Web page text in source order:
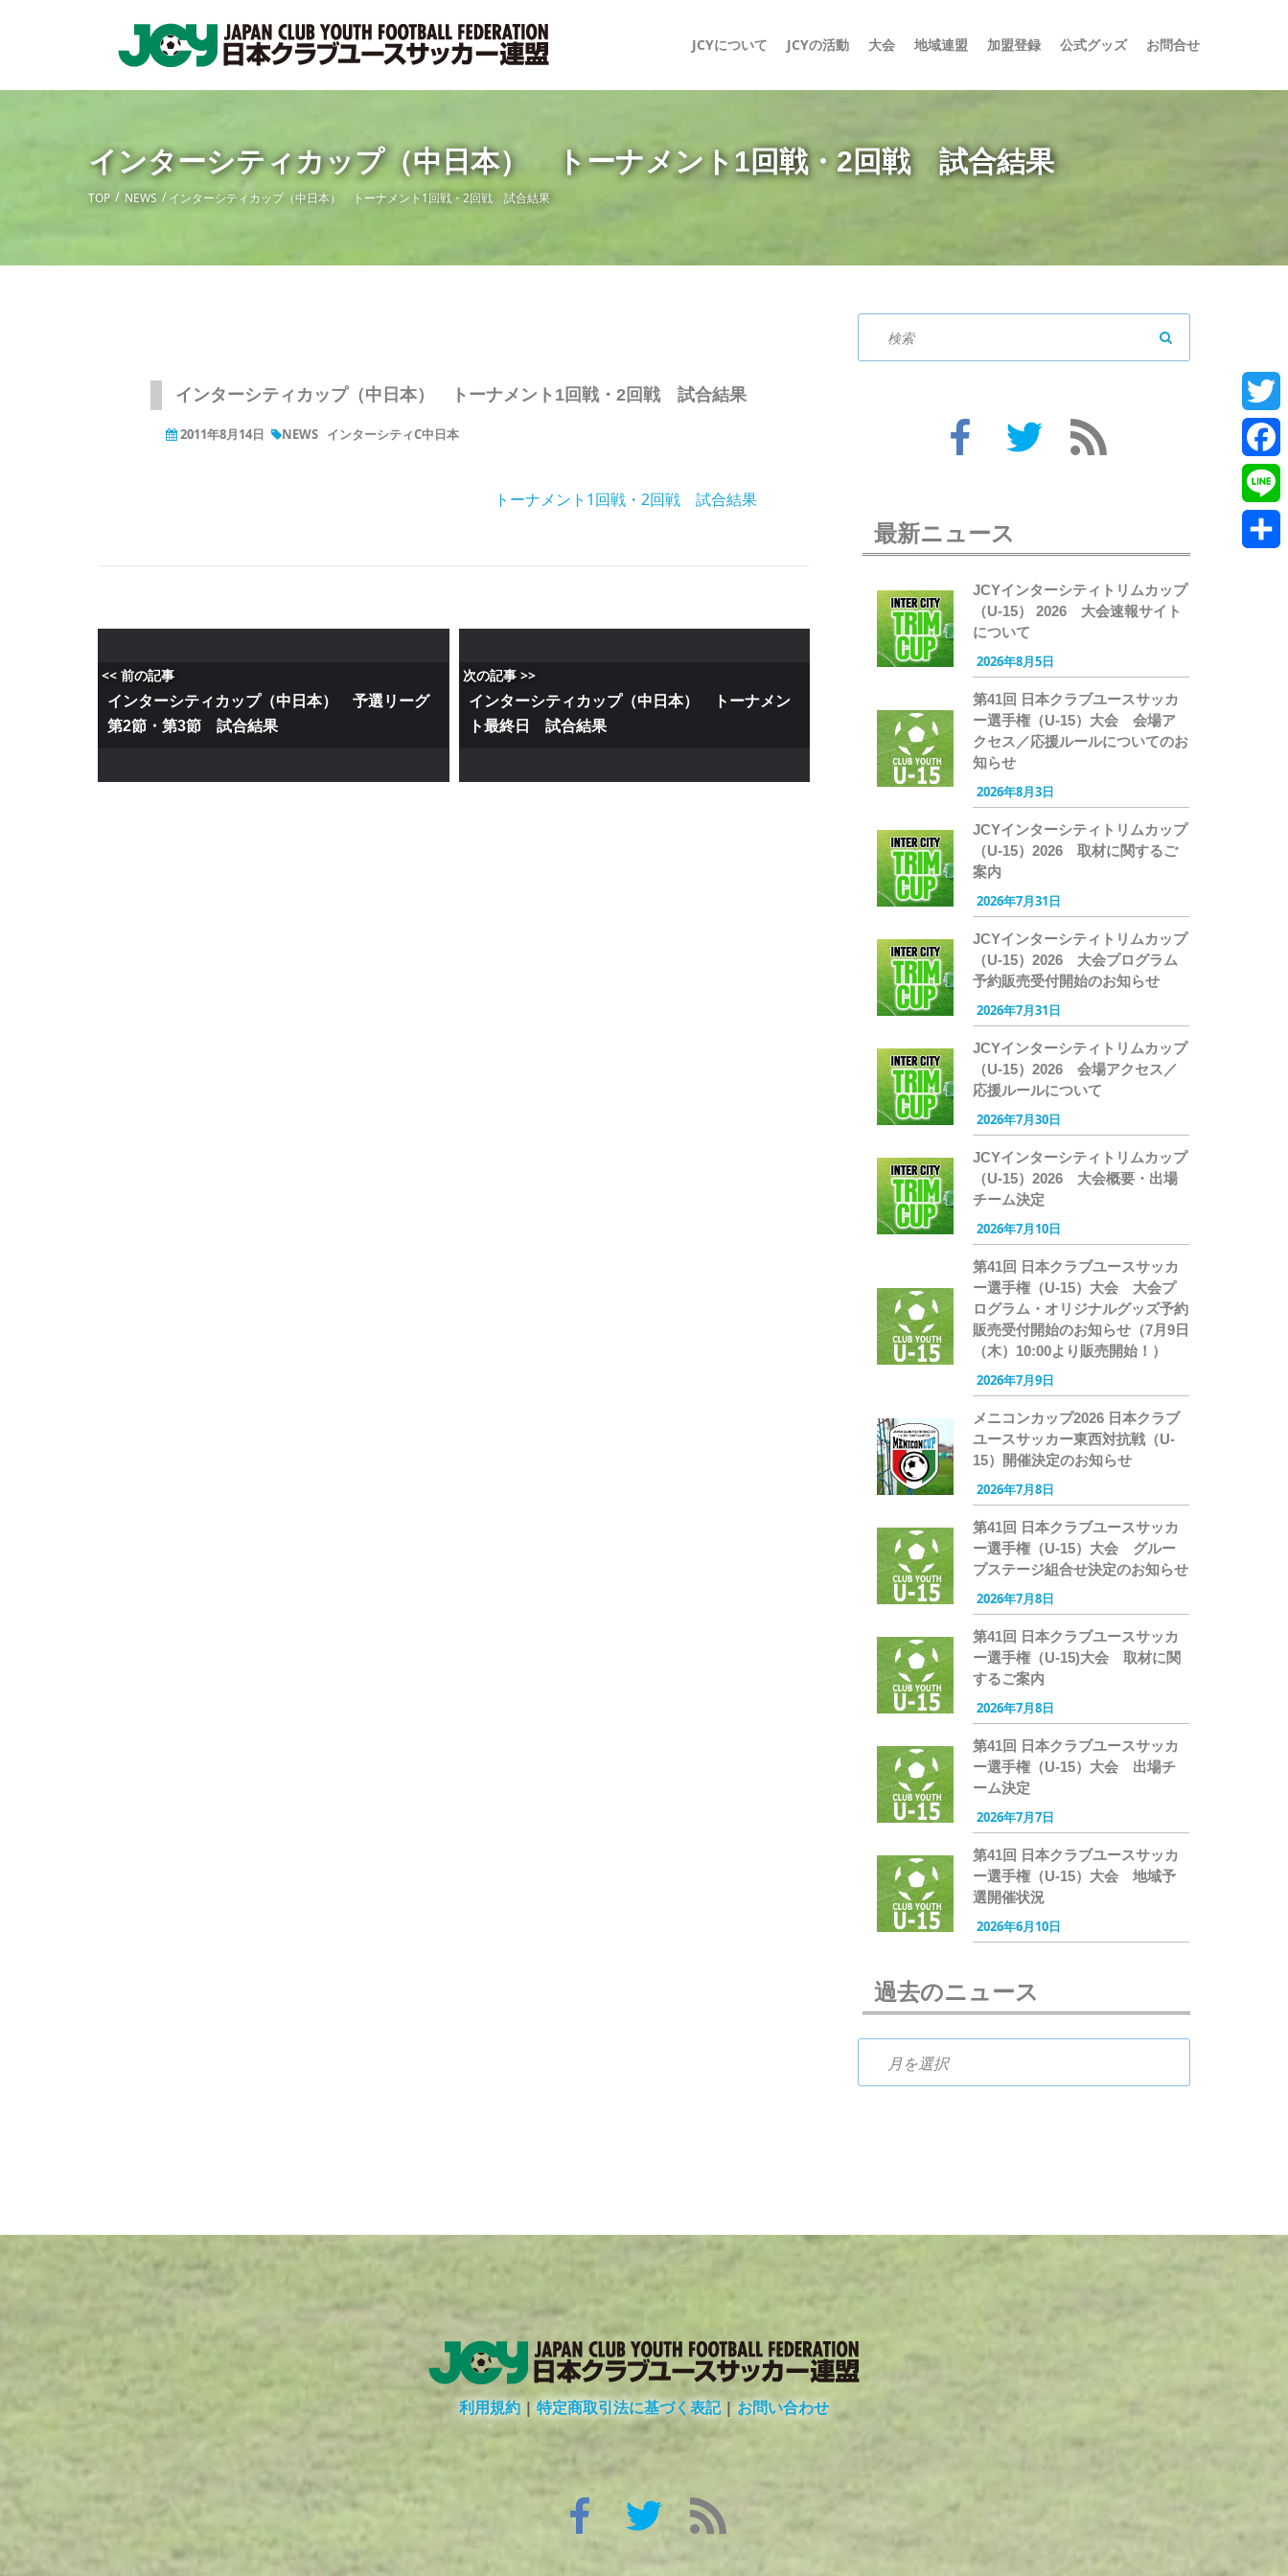
JCYについて JCYの活動 大会 地域連盟 加盟登録 公式グッズ お問合せ
インターシティカップ（中日本） トーナメント1回戦・2回戦 試合結果
TOP NEWS インターシティカップ（中日本） トーナメント1回戦・2回戦 試合結果
インターシティカップ（中日本） トーナメント1回戦・2回戦 試合結果
2011年8月14日 NEWS インターシティC中日本
トーナメント1回戦・2回戦 試合結果
<< 前の記事
インターシティカップ（中日本） 予選リーグ
第2節・第3節 試合結果
次の記事 >>
インターシティカップ（中日本） トーナメン
ト最終日 試合結果
最新ニュース
JCYインターシティトリムカップ
（U-15） 2026 大会速報サイト
について
2026年8月5日
第41回 日本クラブユースサッカ
ー選手権（U-15）大会 会場ア
クセス／応援ルールについてのお
知らせ
2026年8月3日
JCYインターシティトリムカップ
（U-15）2026 取材に関するご
案内
2026年7月31日
JCYインターシティトリムカップ
（U-15）2026 大会プログラム
予約販売受付開始のお知らせ
2026年7月31日
JCYインターシティトリムカップ
（U-15）2026 会場アクセス／
応援ルールについて
2026年7月30日
JCYインターシティトリムカップ
（U-15）2026 大会概要・出場
チーム決定
2026年7月10日
第41回 日本クラブユースサッカ
ー選手権（U-15）大会 大会プ
ログラム・オリジナルグッズ予約
販売受付開始のお知らせ（7月9日
（木）10:00より販売開始！）
2026年7月9日
メニコンカップ2026 日本クラブ
ユースサッカー東西対抗戦（U-
15）開催決定のお知らせ
2026年7月8日
第41回 日本クラブユースサッカ
ー選手権（U-15）大会 グルー
プステージ組合せ決定のお知らせ
2026年7月8日
第41回 日本クラブユースサッカ
ー選手権（U-15)大会 取材に関
するご案内
2026年7月8日
第41回 日本クラブユースサッカ
ー選手権（U-15）大会 出場チ
ーム決定
2026年7月7日
第41回 日本クラブユースサッカ
ー選手権（U-15）大会 地域予
選開催状況
2026年6月10日
過去のニュース
利用規約 | 特定商取引法に基づく表記|お問い合わせ
Line